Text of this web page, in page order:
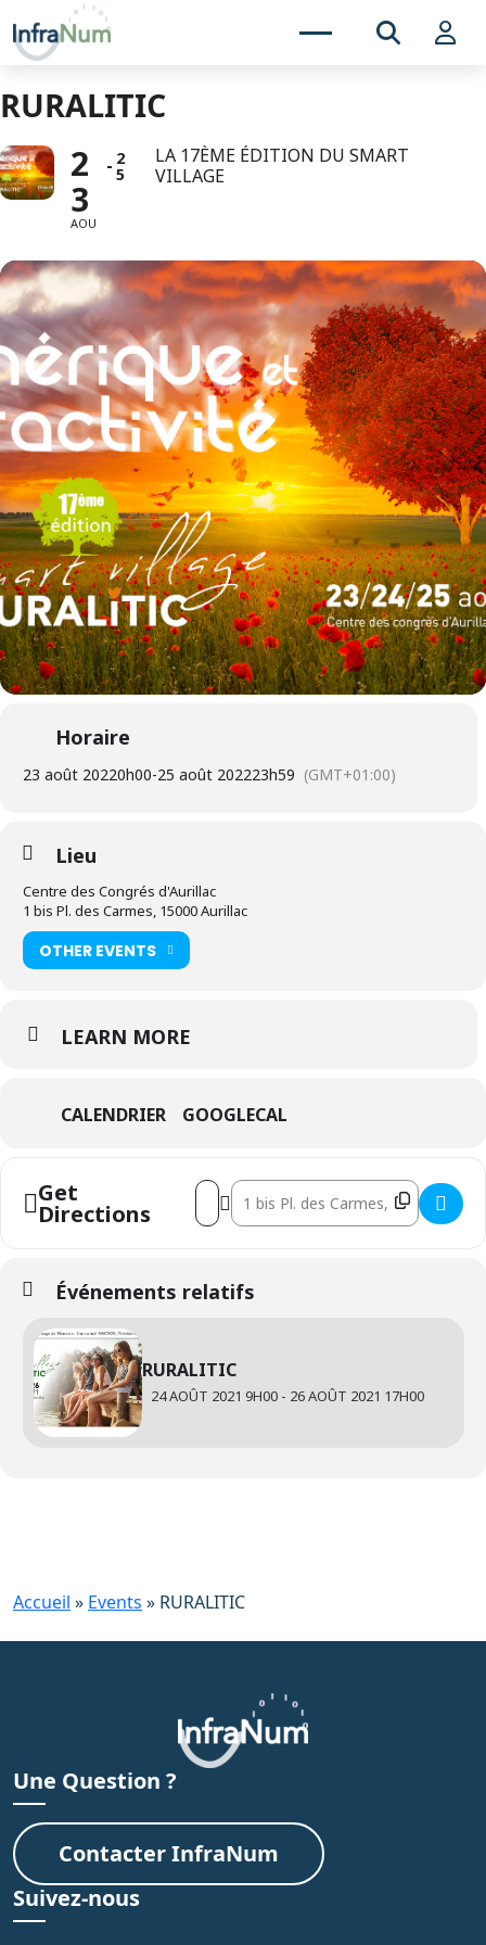
RURALITIC
2
3
AOU
2
5
LA 17ÈME ÉDITION DU SMART
VILLAGE
Horaire
23 août 20220h00-25 août 202223h59 (GMT+01:00)
Lieu
Centre des Congrés d'Aurillac
1 bis Pl. des Carmes, 15000 Aurillac
OTHER EVENTS
LEARN MORE
CALENDRIER GOOGLECAL
Get
Directions
Address - RURALITIC [7Gqh25rWS]
Destination Address - RURALITIC
Événements relatifs
RURALITIC
24 AOÛT 2021 9H00 - 26 AOÛT 2021 17H00
Accueil » Events » RURALITIC
Une Question ?
Contacter InfraNum
Suivez-nous